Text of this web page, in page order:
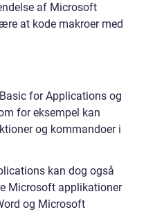
af Microsoft
at kode makroer med
for Applications og
for eksempel kan
og kommandoer i
kan dog også
Microsoft applikationer
og Microsoft